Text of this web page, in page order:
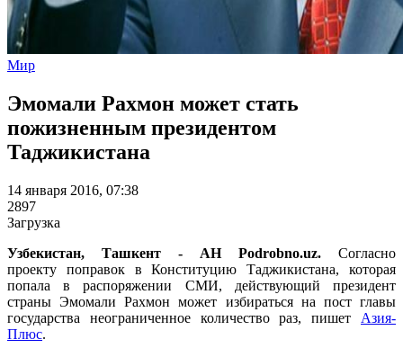
Мир
Эмомали Рахмон может стать
пожизненным президентом
Таджикистана
14 января 2016, 07:38
2897
Загрузка
Узбекистан, Ташкент - АН Podrobno.uz. Согласно
проекту поправок в Конституцию Таджикистана, которая
попала в распоряжении СМИ, действующий президент
страны Эмомали Рахмон может избираться на пост главы
государства неограниченное количество раз, пишет Азия-
Плюс.